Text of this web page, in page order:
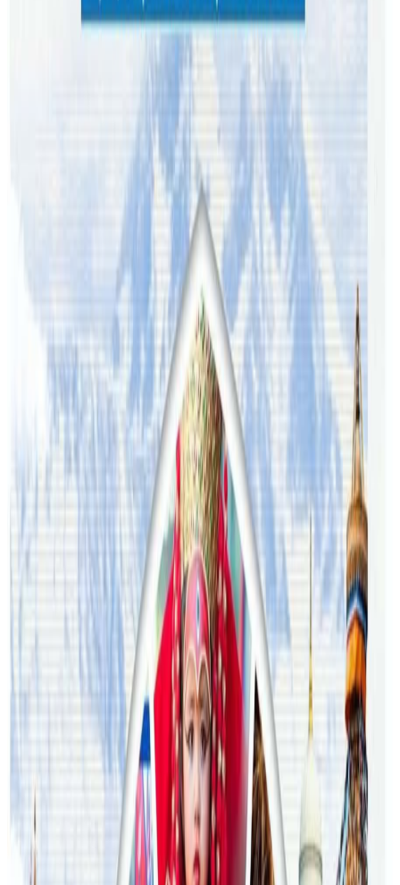
यस वेवसाइटमा प्रकाशित समाचार, विचार र लेखबारे तपाईंको कुनै
प्रतिक्रिया, गुनासो, सुझाव र सल्लाह छन् भने कृपया हामीलाई निम्न ईमेलमा
info@nepaltube.com.au
प्रतिक्रिया दिनुहोस
सम्बन्धित समाचार
अष्ट्रेलियामा नर्सको तलब पाँचौं पटक वृद्धि
२०२६ अगस्ट ३
अस्ट्रेलियामा विवाह घट्यो, बढ्यो सम्बन्धविच्छेद
२०२६ जुलाई २९
थापाथलीबाट अष्ट्रेलियाका घरको डिजाइन
अष्ट्रेलियामा मन्त्रालयका कर्मचारीले भ्रष्टाचार गरेको
भेटिएपछि शिक्षा मन्त्रीले दिइन् राजीनामा
अन्तर्राष्ट्रिय विद्यार्थी आकर्षित गर्न भिक्टोरियाले बनायो
नयाँ रणनीति
फिफा विश्वकपमा अस्ट्रेलियाको टोलीका लागि
रणनीति बनाउने नेपाली युवा